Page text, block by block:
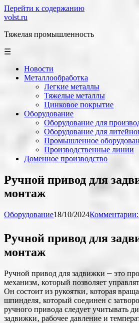
Перейти к содержанию
volst.ru
Тяжелая промышленность
☰
Новости
Металлообработка
Легкие металлы
Тяжелые металлы
Цинковое покрытие
Оборудование
Оборудование для
Оборудование для
Промышленное
Производственные линии
Доменное производство
Ручной привод для
монтаж
Оборудование18/10/2024
Ручной привод для
монтаж
Ручной привод для задвижки ⎼ это
механизм‚ который позволяет
Он состоит из рукоятки‚ которая
шпинделя‚ который соединен с
ручного привода следует учитывать
задвижки‚ рабочее давление и